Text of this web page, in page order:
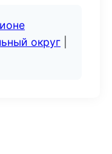
округ